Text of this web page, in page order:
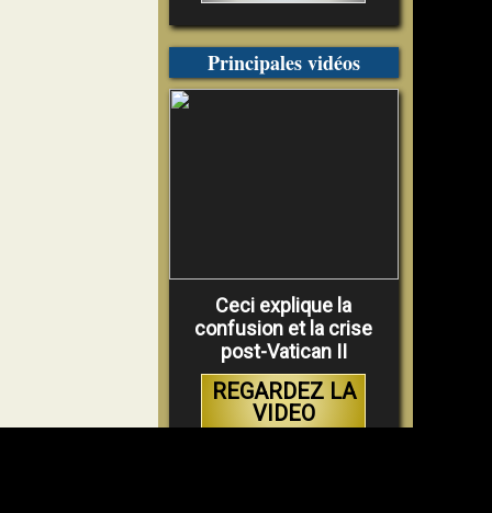
Principales vidéos
Ceci explique la
confusion et la crise
post-Vatican II
REGARDEZ LA
VIDEO